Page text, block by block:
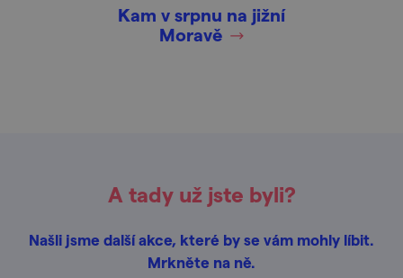
Kam v srpnu na jižní
Moravě
A tady už jste byli?
Našli jsme další akce, které by se vám mohly líbit.
Mrkněte na ně.